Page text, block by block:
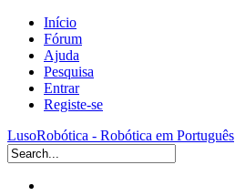
Início
Fórum
Ajuda
Pesquisa
Entrar
Registe-se
LusoRobótica - Robótica em Português